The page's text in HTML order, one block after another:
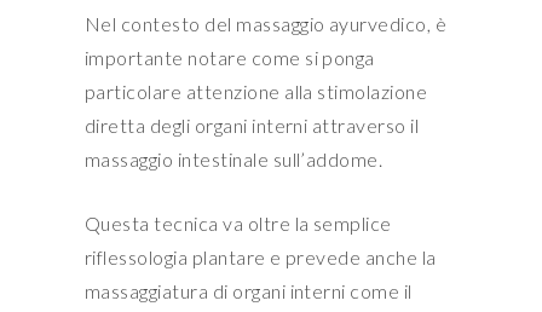
Nel contesto del massaggio ayurvedico, è
importante notare come si ponga
particolare attenzione alla stimolazione
diretta degli organi interni attraverso il
massaggio intestinale sull’addome.
Questa tecnica va oltre la semplice
riflessologia plantare e prevede anche la
massaggiatura di organi interni come il